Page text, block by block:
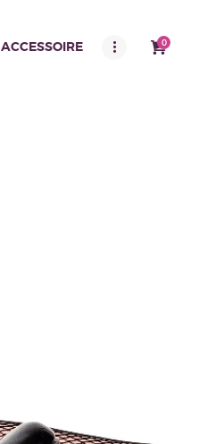
ACCESSOIRE 0